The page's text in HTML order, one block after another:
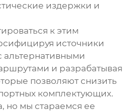
издержки и
к этим
источники
альтернативными
и разрабатывая
позволяют снизить
комплектующих.
но мы стараемся ее